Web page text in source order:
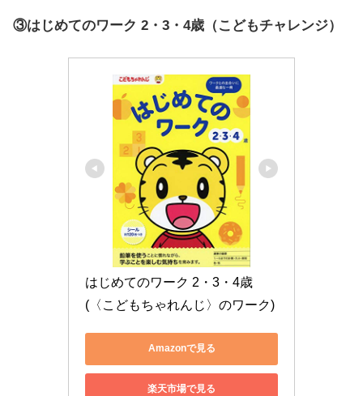
③はじめてのワーク 2・3・4歳（こどもチャレンジ）
はじめてのワーク 2・3・4歳
(〈こどもちゃれんじ〉のワーク)
Amazonで見る
楽天市場で見る